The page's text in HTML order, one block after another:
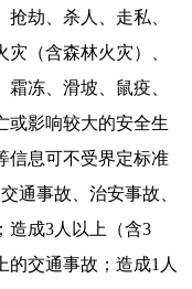
劫、杀人、走私、
（含森林火灾）、
冻、滑坡、鼠疫、
或影响较大的安全生
信息可不受界定标准
通事故、治安事故、
造成3人以上（含3
的交通事故；造成1人